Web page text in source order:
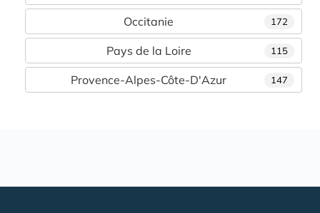
172
Occitanie
115
Pays de la Loire
147
Provence-Alpes-Côte-D'Azur